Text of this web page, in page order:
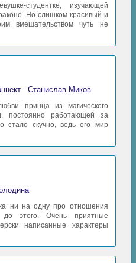
студентке, изучающей
Но слишком красивый и
вмешательством чуть не
- Станислав Миков
принца из магического
постоянно работающей за
стало скучно, ведь его мир
ни на одну про отношения
этого. Очень приятные
написанные характеры